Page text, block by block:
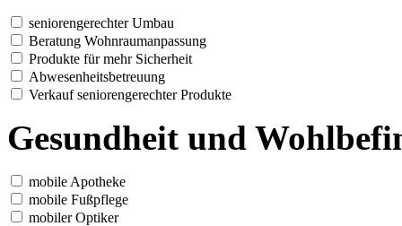
seniorengerechter Umbau
Beratung Wohnraumanpassung
Produkte für mehr Sicherheit
Abwesenheitsbetreuung
Verkauf seniorengerechter Produkte
Gesundheit und
mobile Apotheke
mobile Fußpflege
mobiler Optiker